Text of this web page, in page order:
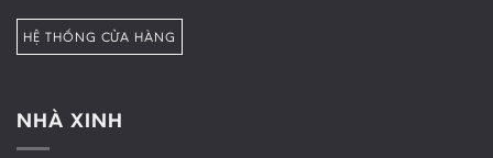
HỆ THỐNG CỬA HÀNG
NHÀ XINH